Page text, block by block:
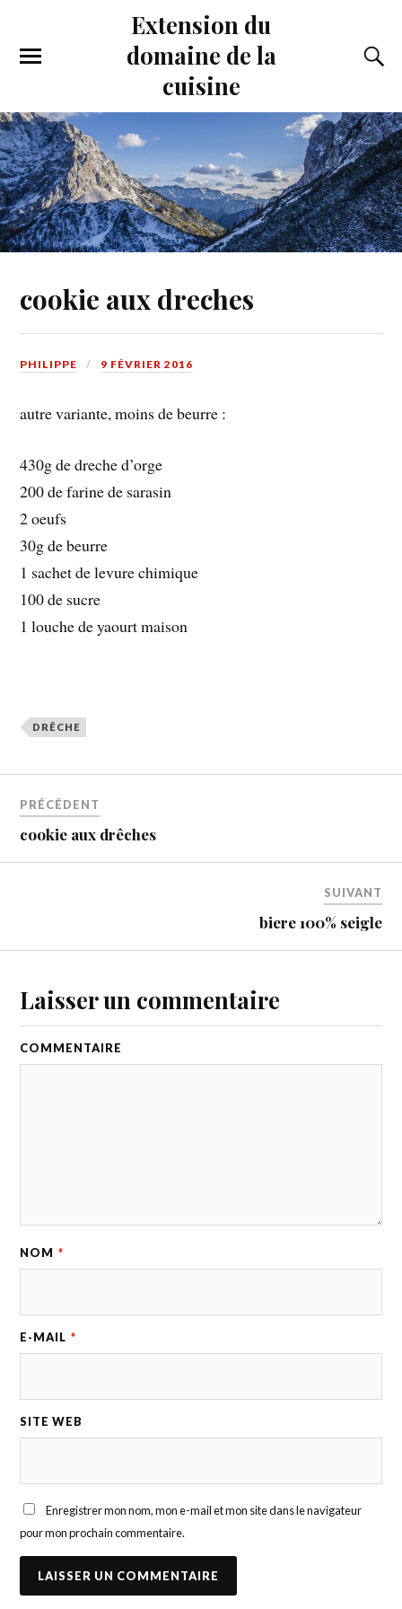
Extension du
domaine de la
cuisine
cookie aux dreches
PHILIPPE 9 FÉVRIER 2016
autre variante, moins de beurre :
430g de dreche d’orge
200 de farine de sarasin
2 oeufs
30g de beurre
1 sachet de levure chimique
100 de sucre
1 louche de yaourt maison
DRÊCHE
PRÉCÉDENT
cookie aux drêches
SUIVANT
biere 100% seigle
Laisser un commentaire
COMMENTAIRE
NOM *
E-MAIL *
SITE WEB
Enregistrer mon nom, mon e-mail et mon site dans le navigateur
pour mon prochain commentaire.